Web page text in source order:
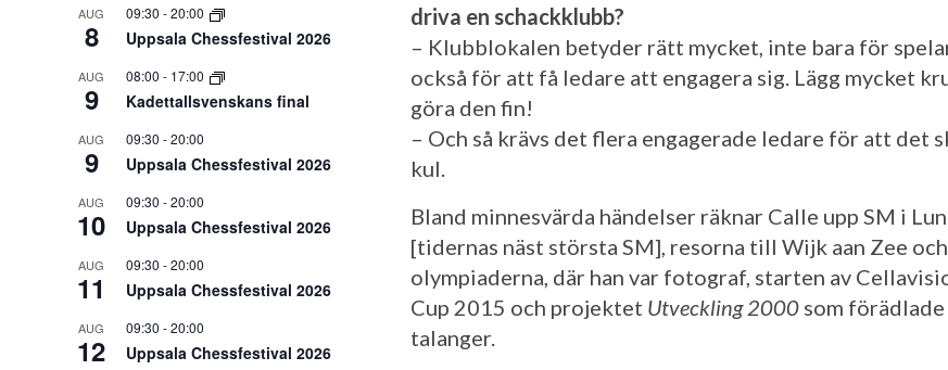
AUG
8
09:30 -20:00
Uppsala Chessfestival 2026
AUG
9
08:00 - 17:00
Kadettallsvenskans final
AUG
9
09:30 -20:00
Uppsala Chessfestival 2026
AUG
10
09:30 -20:00
Uppsala Chessfestival 2026
AUG
11
09:30 -20:00
Uppsala Chessfestival 2026
AUG
12
09:30 -20:00
Uppsala Chessfestival 2026
driva en schackklubb?
– Klubblokalen betyder rätt mycket, inte bara för
också för att få ledare att engagera sig. Lägg mycket
göra den fin!
– Och så krävs det flera engagerade ledare för att det
kul.
Bland minnesvärda händelser räknar Calle upp SM i
[tidernas näst största SM], resorna till Wijk aan Zee och
olympiaderna, där han var fotograf, starten av
Cup 2015 och projektet Utveckling 2000 som förädlade
talanger.